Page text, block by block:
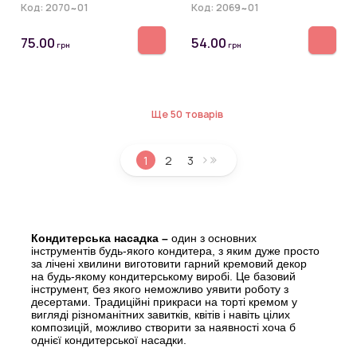
Код: 2070~01
75.00 грн
Код: 2069~01
54.00 грн
Ще 50 товарів
1 2 3
Кондитерська насадка – один з основних
інструментів будь-якого кондитера, з яким дуже просто
за лічені хвилини виготовити гарний кремовий декор
на будь-якому кондитерському виробі. Це базовий
інструмент, без якого неможливо уявити роботу з
десертами. Традиційні прикраси на торті кремом у
вигляді різноманітних завитків, квітів і навіть цілих
композицій, можливо створити за наявності хоча б
однієї кондитерської насадки.